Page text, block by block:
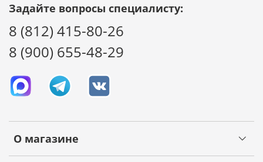
О магазине
Задайте вопросы специалисту:
8 (812) 415-80-26
8 (900) 655-48-29